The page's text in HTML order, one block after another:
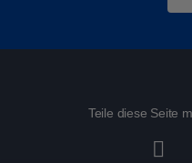
Teile diese Seite